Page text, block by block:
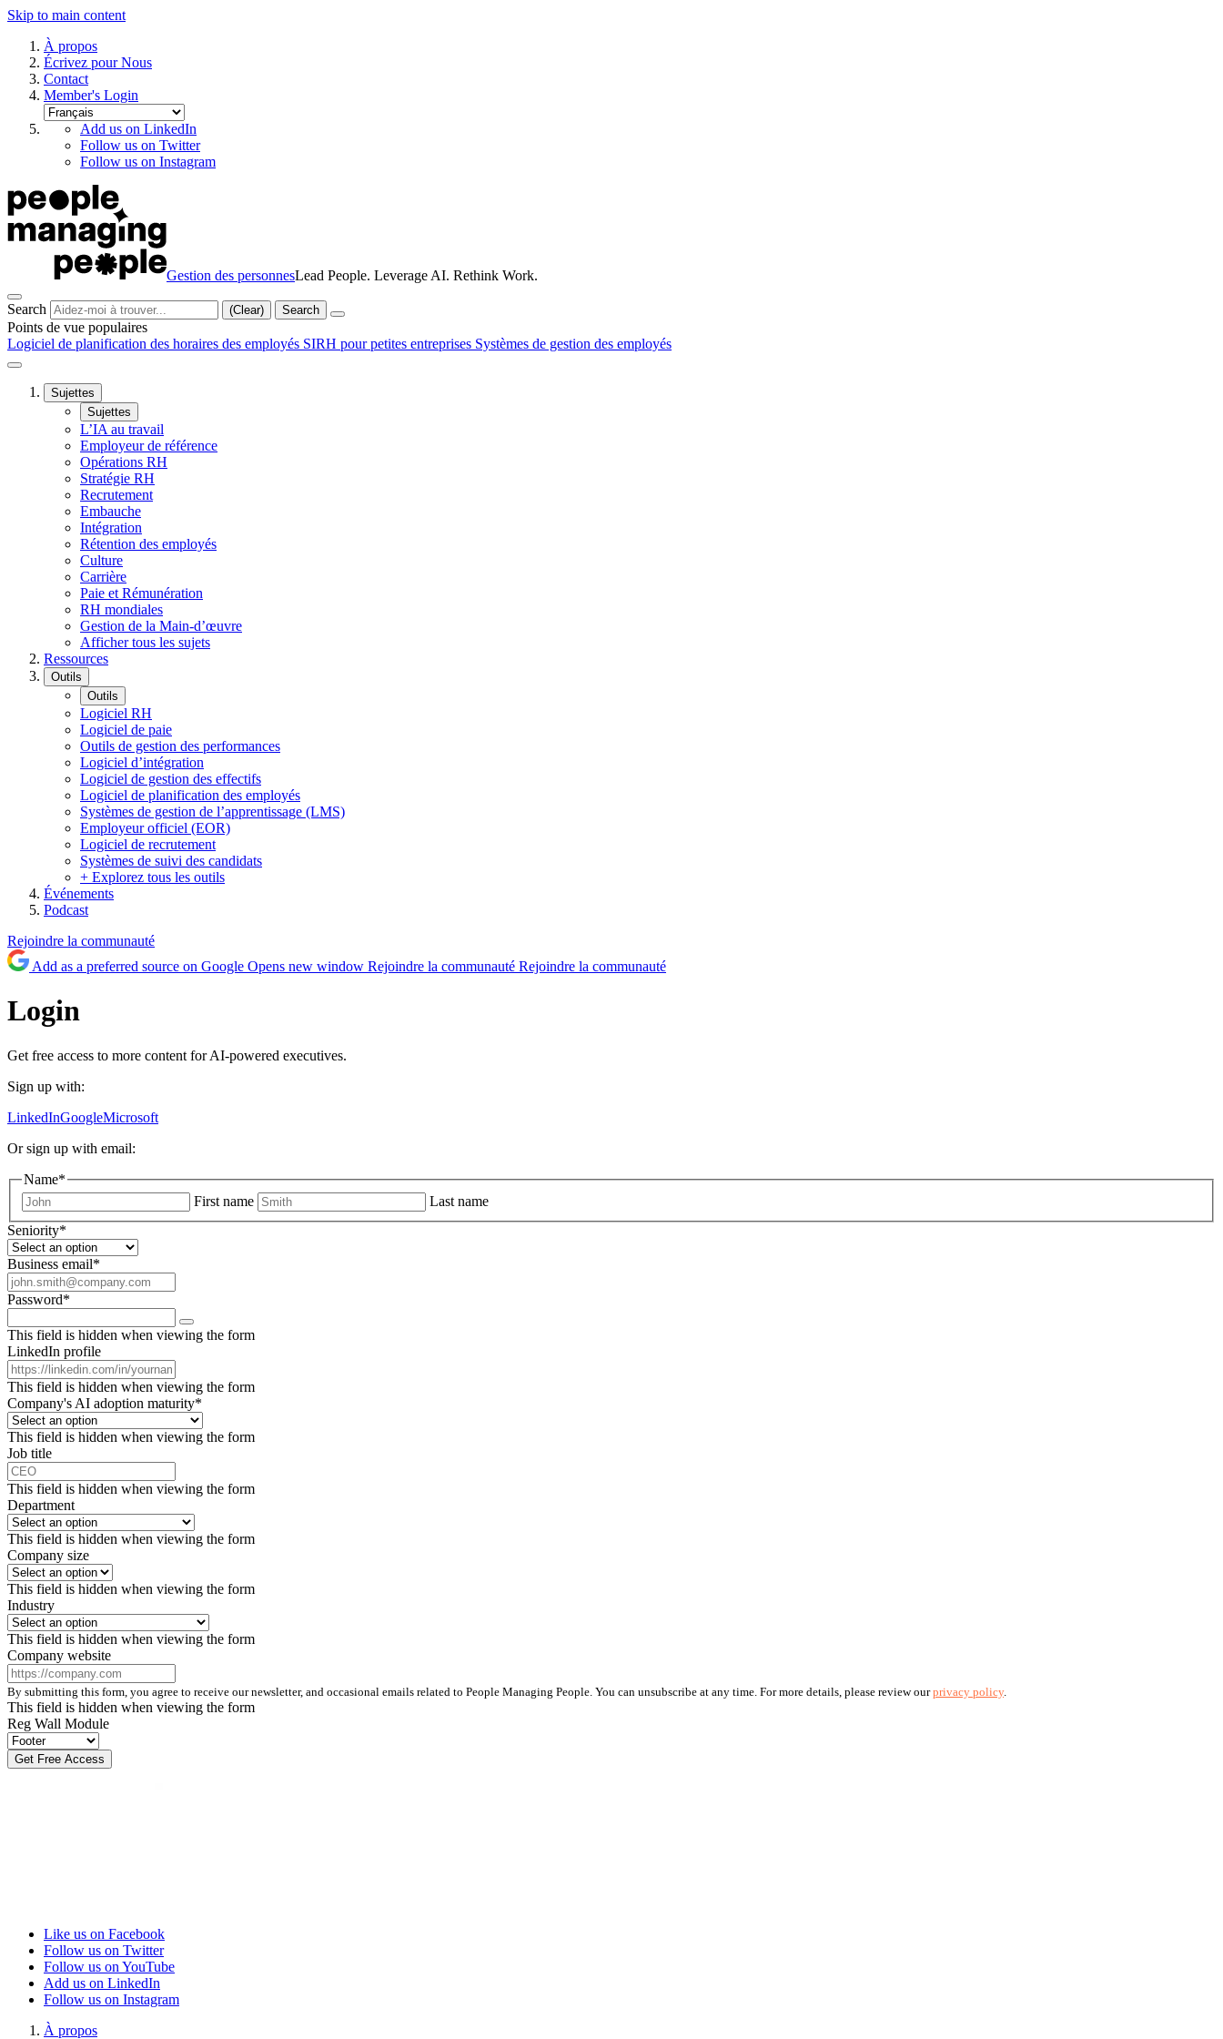
Skip to main content
À propos
Écrivez pour Nous
Contact
Member's Login
Add us on LinkedIn
Follow us on Twitter
Follow us on Instagram
Gestion des personnesLead People. Leverage AI. Rethink Work.
Search (Clear) Search
Points de vue populaires
Logiciel de planification des horaires des employés SIRH pour petites entreprises Systèmes de gestion des employés
Sujettes
Sujettes
L’IA au travail
Employeur de référence
Opérations RH
Stratégie RH
Recrutement
Embauche
Intégration
Rétention des employés
Culture
Carrière
Paie et Rémunération
RH mondiales
Gestion de la Main-d’œuvre
Afficher tous les sujets
Ressources
Outils
Outils
Logiciel RH
Logiciel de paie
Outils de gestion des performances
Logiciel d’intégration
Logiciel de gestion des effectifs
Logiciel de planification des employés
Systèmes de gestion de l’apprentissage (LMS)
Employeur officiel (EOR)
Logiciel de recrutement
Systèmes de suivi des candidats
+ Explorez tous les outils
Événements
Podcast
Rejoindre la communauté
Add as a preferred source on Google Opens new window Rejoindre la communauté Rejoindre la communauté
Login
Get free access to more content for AI-powered executives.
Sign up with:
LinkedInGoogleMicrosoft
Or sign up with email:
Name*
First name
Last name
Seniority*
Business email*
Password*
This field is hidden when viewing the form
LinkedIn profile
This field is hidden when viewing the form
Company's AI adoption maturity*
This field is hidden when viewing the form
Job title
This field is hidden when viewing the form
Department
This field is hidden when viewing the form
Company size
This field is hidden when viewing the form
Industry
This field is hidden when viewing the form
Company website
By submitting this form, you agree to receive our newsletter, and occasional emails related to People Managing People. You can unsubscribe at any time. For more details, please review ourprivacy policy.
This field is hidden when viewing the form
Reg Wall Module
Like us on Facebook
Follow us on Twitter
Follow us on YouTube
Add us on LinkedIn
Follow us on Instagram
À propos